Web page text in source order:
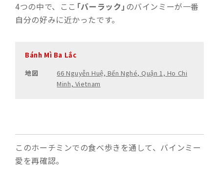
4つの中で、ここ 「バーラック」 のバインミーが一番
自分の好みに近かったです。
Bánh Mì Ba Lắc
地図
66 Nguyễn Huệ, Bến Nghé, Quận 1, Ho Chi
Minh, Vietnam
このホーチミンでの食べ歩きを通して、バインミー
愛を再確認。